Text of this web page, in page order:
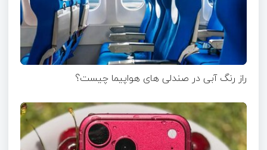
راز رنگ آبی در صندلی های هواپیما چیست؟